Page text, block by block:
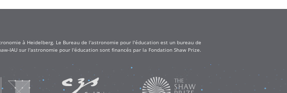
à Heidelberg. Le Bureau de l'astronomie pour l'éducation est un bureau de
IAU sur l'astronomie pour l'éducation sont financés par la Fondation Shaw Prize.